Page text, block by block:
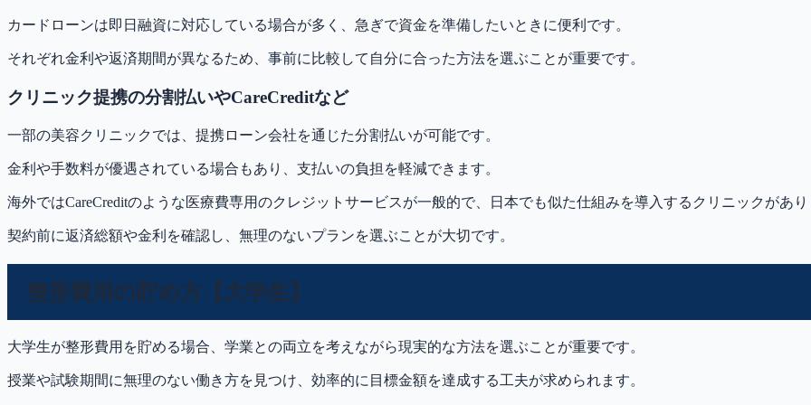
カードローンは即日融資に対応している場合が多く、急ぎで資金を準備したいときに便利です。
それぞれ金利や返済期間が異なるため、事前に比較して自分に合った方法を選ぶことが重要です。
クリニック提携の分割払いやCareCreditなど
一部の美容クリニックでは、提携ローン会社を通じた分割払いが可能です。
金利や手数料が優遇されている場合もあり、支払いの負担を軽減できます。
海外ではCareCreditのような医療費専用のクレジットサービスが一般的で、日本でも似た仕組みを導入するクリニックがあ
契約前に返済総額や金利を確認し、無理のないプランを選ぶことが大切です。
整形費用の貯め方【大学生】
大学生が整形費用を貯める場合、学業との両立を考えながら現実的な方法を選ぶことが重要です。
授業や試験期間に無理のない働き方を見つけ、効率的に目標金額を達成する工夫が求められます。